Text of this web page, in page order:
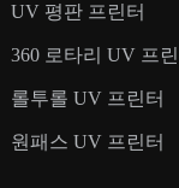
UV 평판 프린터
360 로타리 UV 프
롤투롤 UV 프린터
원패스 UV 프린터